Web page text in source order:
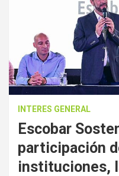
INTERES GENERAL
Escobar
participación
instituciones,